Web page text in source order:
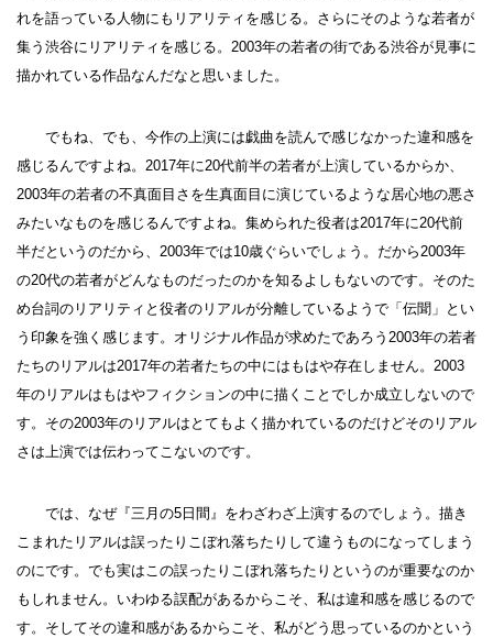
れを語っている人物にもリアリティを感じる。さらにそのような若者が
集う渋谷にリアリティを感じる。2003年の若者の街である渋谷が見事に
描かれている作品なんだなと思いました。
でもね、でも、今作の上演には戯曲を読んで感じなかった違和感を
感じるんですよね。2017年に20代前半の若者が上演しているからか、
2003年の若者の不真面目さを生真面目に演じているような居心地の悪さ
みたいなものを感じるんですよね。集められた役者は2017年に20代前
半だというのだから、2003年では10歳ぐらいでしょう。だから2003年
の20代の若者がどんなものだったのかを知るよしもないのです。そのた
め台詞のリアリティと役者のリアルが分離しているようで「伝聞」とい
う印象を強く感じます。オリジナル作品が求めたであろう2003年の若者
たちのリアルは2017年の若者たちの中にはもはや存在しません。2003
年のリアルはもはやフィクションの中に描くことでしか成立しないので
す。その2003年のリアルはとてもよく描かれているのだけどそのリアル
さは上演では伝わってこないのです。
では、なぜ『三月の5日間』をわざわざ上演するのでしょう。描き
こまれたリアルは誤ったりこぼれ落ちたりして違うものになってしまう
のにです。でも実はこの誤ったりこぼれ落ちたりというのが重要なのか
もしれません。いわゆる誤配があるからこそ、私は違和感を感じるので
す。そしてその違和感があるからこそ、私がどう思っているのかという